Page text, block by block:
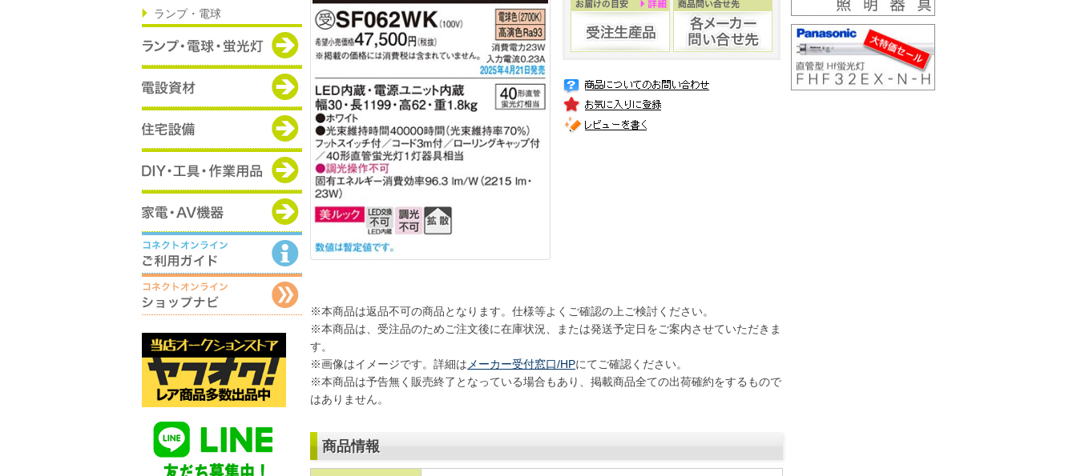
ランプ・電球
※本商品は返品不可の商品となります。仕様等よくご確認の上ご検討ください。
※本商品は、受注品のためご注文後に在庫状況、または発送予定日をご案内させていただきま
す。
※画像はイメージです。詳細は メーカー受付窓口/HPにてご確認ください。
※本商品は予告無く販売終了となっている場合もあり、掲載商品全ての出荷確約をするもので
はありません。
商品情報